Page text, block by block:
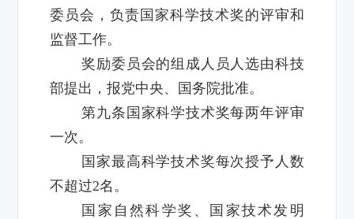
委员会，负责国家科学技术奖的评审和
监督工作。
奖励委员会的组成人员人选由科技
部提出，报党中央、国务院批准。
第九条国家科学技术奖每两年评审
一次。
国家最高科学技术奖每次授予人数
不超过2名。
国家自然科学奖、国家技术发明